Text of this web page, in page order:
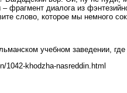
диалога из
слово, которое мы немного
учебном заведении,
khodzha-nasreddin.html